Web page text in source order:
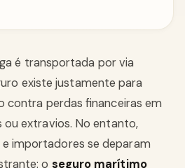
é transportada por via
existe justamente para
perdas financeiras em
ou extravios. No entanto,
importadores se deparam
o seguro marítimo